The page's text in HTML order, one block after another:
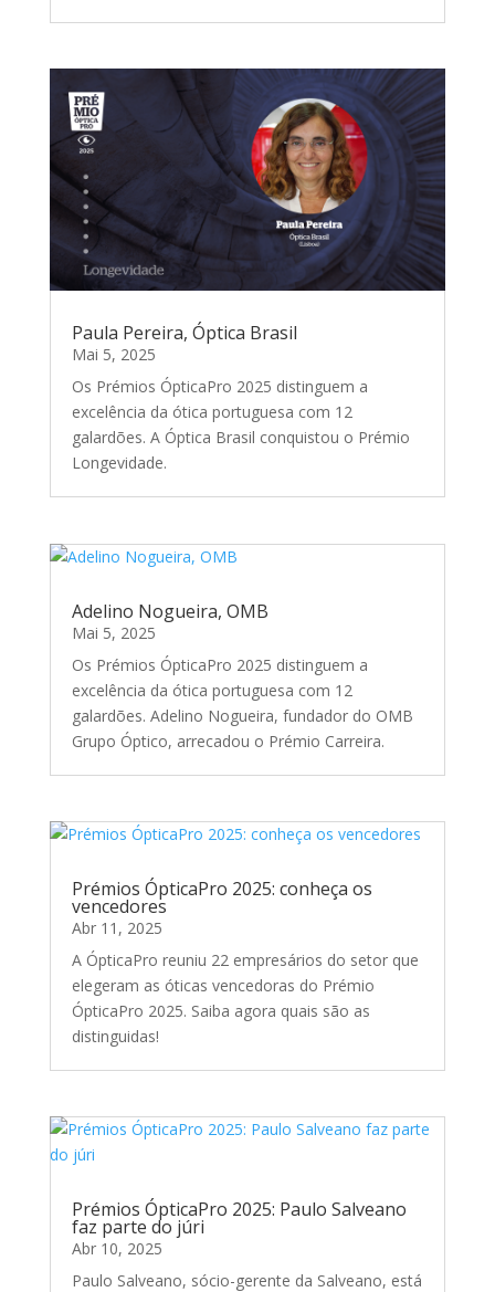
Paula Pereira, Óptica Brasil
Mai 5, 2025
Os Prémios ÓpticaPro 2025 distinguem a
excelência da ótica portuguesa com 12
galardões. A Óptica Brasil conquistou o Prémio
Longevidade.
Adelino Nogueira, OMB
Mai 5, 2025
Os Prémios ÓpticaPro 2025 distinguem a
excelência da ótica portuguesa com 12
galardões. Adelino Nogueira, fundador do OMB
Grupo Óptico, arrecadou o Prémio Carreira.
Prémios ÓpticaPro 2025: conheça os
vencedores
Abr 11, 2025
A ÓpticaPro reuniu 22 empresários do setor que
elegeram as óticas vencedoras do Prémio
ÓpticaPro 2025. Saiba agora quais são as
distinguidas!
Prémios ÓpticaPro 2025: Paulo Salveano
faz parte do júri
Abr 10, 2025
Paulo Salveano, sócio-gerente da Salveano, está